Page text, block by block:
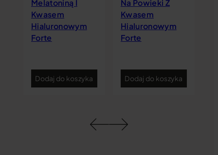
Melatoniną I
Kwasem
Hialuronowym
Forte
Dodaj do koszyka
Na Powieki Z
Kwasem
Hialuronowym
Forte
Dodaj do koszyka